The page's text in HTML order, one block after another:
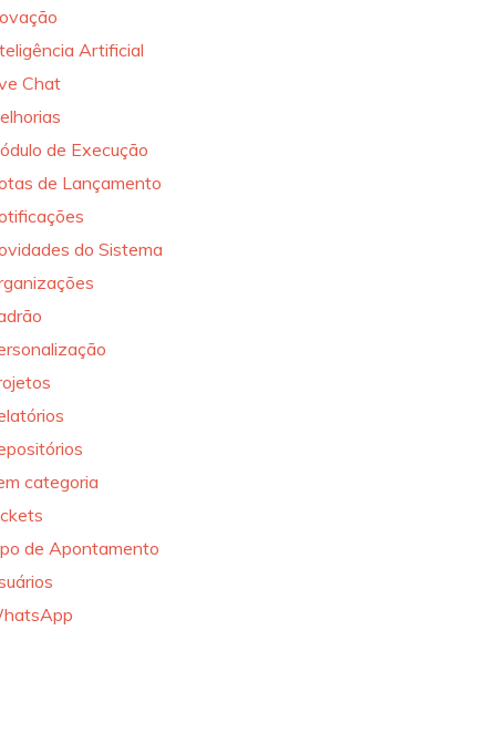
Artificial
Chat
de Execução
de Lançamento
do Sistema
categoria
de Apontamento